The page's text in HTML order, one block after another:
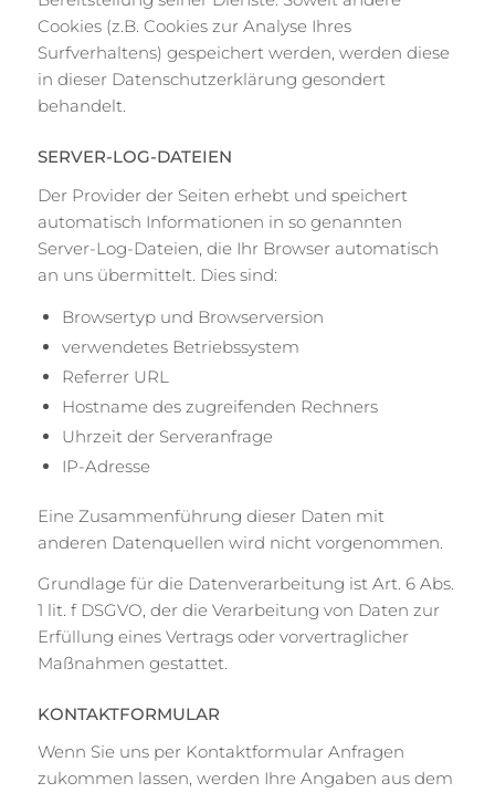
Cookies (z.B. Cookies zur Analyse Ihres
Surfverhaltens) gespeichert werden, werden diese
in dieser Datenschutzerklärung gesondert
behandelt.
SERVER-LOG-DATEIEN
Der Provider der Seiten erhebt und speichert
automatisch Informationen in so genannten
Server-Log-Dateien, die Ihr Browser automatisch
an uns übermittelt. Dies sind:
Browsertyp und Browserversion
verwendetes Betriebssystem
Referrer URL
Hostname des zugreifenden Rechners
Uhrzeit der Serveranfrage
IP-Adresse
Eine Zusammenführung dieser Daten mit
anderen Datenquellen wird nicht vorgenommen.
Grundlage für die Datenverarbeitung ist Art. 6 Abs.
1 lit. f DSGVO, der die Verarbeitung von Daten zur
Erfüllung eines Vertrags oder vorvertraglicher
Maßnahmen gestattet.
KONTAKTFORMULAR
Wenn Sie uns per Kontaktformular Anfragen
zukommen lassen, werden Ihre Angaben aus dem